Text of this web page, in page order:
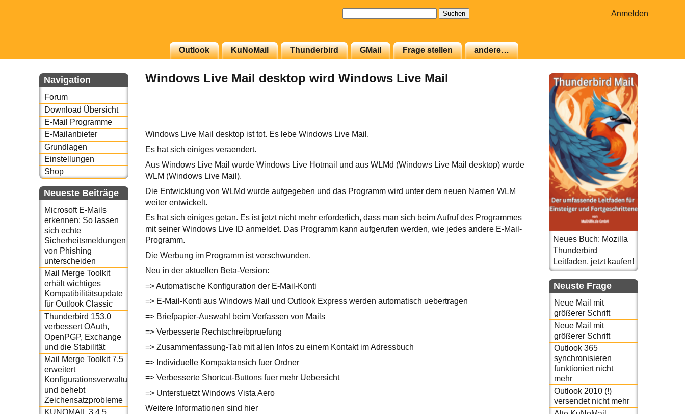
Anmelden
Outlook KuNoMail Thunderbird GMail Frage stellen andere…
Navigation
Forum
Download Übersicht
E-Mail Programme
E-Mailanbieter
Grundlagen
Einstellungen
Shop
Neueste Beiträge
Microsoft E-Mails
erkennen: So lassen
sich echte
Sicherheitsmeldungen
von Phishing
unterscheiden
Mail Merge Toolkit
erhält wichtiges
Kompatibilitätsupdate
für Outlook Classic
Thunderbird 153.0
verbessert OAuth,
OpenPGP, Exchange
und die Stabilität
Mail Merge Toolkit 7.5
erweitert
Konfigurationsverwaltung
und behebt
Zeichensatzprobleme
Windows Live Mail desktop wird Windows Live Mail
Windows Live Mail desktop ist tot. Es lebe Windows Live Mail.
Es hat sich einiges veraendert.
Aus Windows Live Mail wurde Windows Live Hotmail und aus WLMd (Windows Live Mail desktop) wurde
WLM (Windows Live Mail).
Die Entwicklung von WLMd wurde aufgegeben und das Programm wird unter dem neuen Namen WLM
weiter entwickelt.
Es hat sich einiges getan. Es ist jetzt nicht mehr erforderlich, dass man sich beim Aufruf des Programmes
mit seiner Windows Live ID anmeldet. Das Programm kann aufgerufen werden, wie jedes andere E-Mail-
Programm.
Die Werbung im Programm ist verschwunden.
Neu in der aktuellen Beta-Version:
=> Automatische Konfiguration der E-Mail-Konti
=> E-Mail-Konti aus Windows Mail und Outlook Express werden automatisch uebertragen
=> Briefpapier-Auswahl beim Verfassen von Mails
=> Verbesserte Rechtschreibpruefung
=> Zusammenfassung-Tab mit allen Infos zu einem Kontakt im Adressbuch
=> Individuelle Kompaktansich fuer Ordner
=> Verbesserte Shortcut-Buttons fuer mehr Uebersicht
=> Unterstuetzt Windows Vista Aero
Weitere Informationen sind hier
Neues Buch: Mozilla
Thunderbird
Leitfaden, jetzt kaufen!
Neuste Frage
Neue Mail mit
größerer Schrift
Neue Mail mit
größerer Schrift
Outlook 365
synchronisieren
funktioniert nicht
mehr
Outlook 2010 (!)
versendet nicht mehr
Newsletter
Email für Sie
oder auch